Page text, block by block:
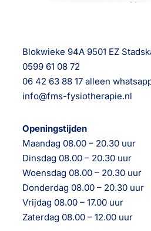
Blokwieke 94A 9501 EZ
0599 61 08 72
06 42 63 88 17 alleen
info@fms-fysiotherapie.nl
Openingstijden
Maandag 08.00 – 20.30 uur
Dinsdag 08.00 – 20.30 uur
Woensdag 08.00 – 20.30 uur
Donderdag 08.00 – 20.30 uur
Vrijdag 08.00 – 17.00 uur
Zaterdag 08.00 – 12.00 uur